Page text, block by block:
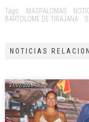
Tags: MASPALOMAS
BARTOLOME DE TIRAJANA
NOTICIAS
27/07/2026